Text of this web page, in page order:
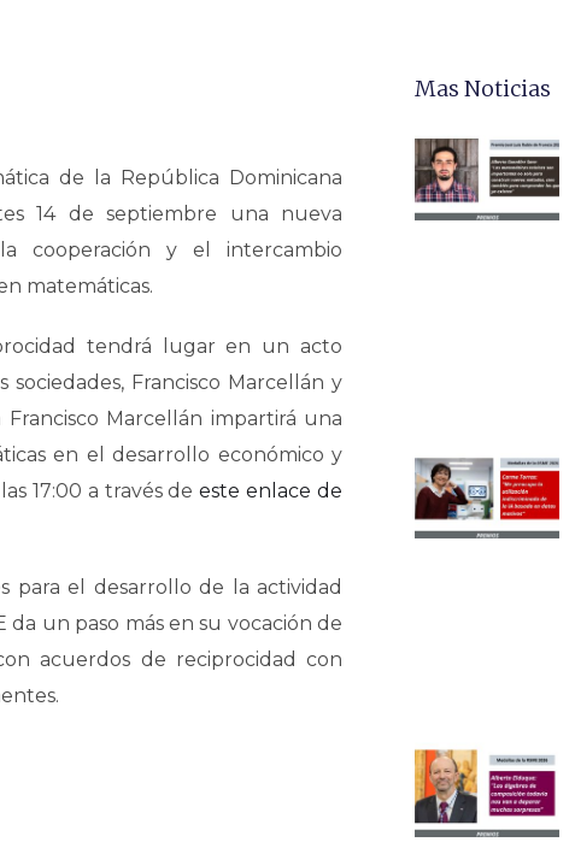
de la República Dominicana
14 de septiembre una nueva
cooperación y el intercambio
matemáticas.
tendrá lugar en un acto
Francisco Marcellán y
Marcellán impartirá una
en el desarrollo económico y
17:00 a través deeste enlace de
para el desarrollo de la actividad
da un paso más en su vocación de
acuerdos de reciprocidad con
Mas Noticias